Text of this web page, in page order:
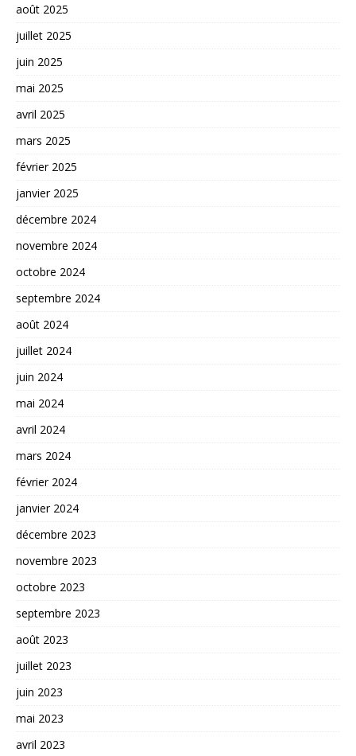
août 2025
juillet 2025
juin 2025
mai 2025
avril 2025
mars 2025
février 2025
janvier 2025
décembre 2024
novembre 2024
octobre 2024
septembre 2024
août 2024
juillet 2024
juin 2024
mai 2024
avril 2024
mars 2024
février 2024
janvier 2024
décembre 2023
novembre 2023
octobre 2023
septembre 2023
août 2023
juillet 2023
juin 2023
mai 2023
avril 2023